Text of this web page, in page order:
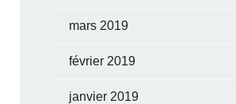
mars 2019
février 2019
janvier 2019